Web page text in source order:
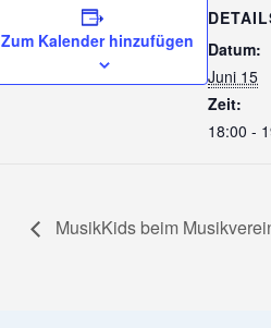
Zum Kalender hinzufügen
Datum:
Juni 15
Zeit:
18:00 -
MusikKids beim